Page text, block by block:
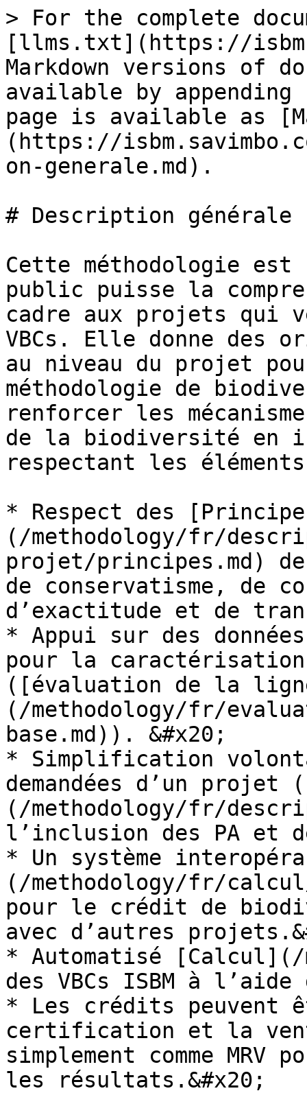
> For the complete
[llms.txt](https://
Markdown versions of
available by
page is available as
(https://
on-generale.md).
# Description générale
Cette méthodologie
public puisse la
cadre aux projets qui
VBCs. Elle donne des
au niveau du projet
méthodologie de
renforcer les
de la biodiversité en
respectant les
* Respect des
(/methodology/fr/
projet/principes.md)
de conservatisme, de
d’exactitude et de
* Appui sur des
pour la caractérisation
([évaluation de la
(/methodology/fr/
base.md)). &#x20;
* Simplification
demandées d’un
(/methodology/fr/
l’inclusion des PA et
* Un système
(/methodology/fr/
pour le crédit de
avec d’autres
* Automatisé
des VBCs ISBM à
* Les crédits
certification et la
simplement comme
les résultats.&#x20;